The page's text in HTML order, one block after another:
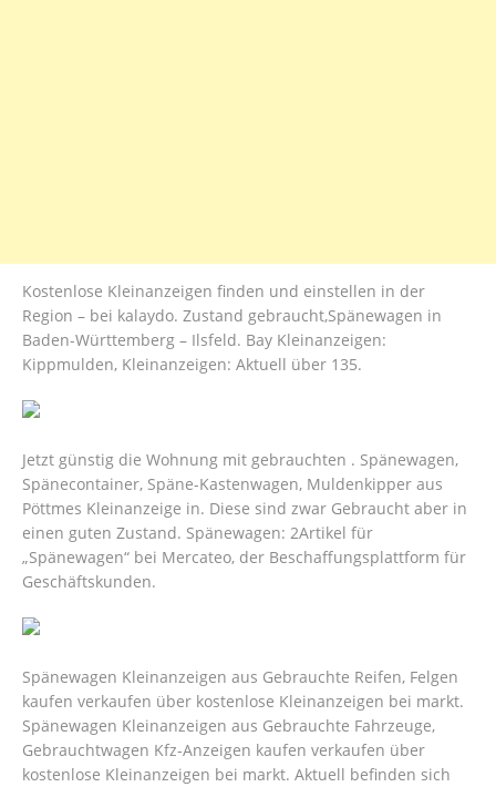
Kostenlose Kleinanzeigen finden und einstellen in der
Region – bei kalaydo. Zustand gebraucht,Spänewagen in
Baden-Württemberg – Ilsfeld. Bay Kleinanzeigen:
Kippmulden, Kleinanzeigen: Aktuell über 135.
Jetzt günstig die Wohnung mit gebrauchten . Spänewagen,
Spänecontainer, Späne-Kastenwagen, Muldenkipper aus
Pöttmes Kleinanzeige in. Diese sind zwar Gebraucht aber in
einen guten Zustand. Spänewagen: 2Artikel für
„Spänewagen“ bei Mercateo, der Beschaffungsplattform für
Geschäftskunden.
Spänewagen Kleinanzeigen aus Gebrauchte Reifen, Felgen
kaufen verkaufen über kostenlose Kleinanzeigen bei markt.
Spänewagen Kleinanzeigen aus Gebrauchte Fahrzeuge,
Gebrauchtwagen Kfz-Anzeigen kaufen verkaufen über
kostenlose Kleinanzeigen bei markt. Aktuell befinden sich